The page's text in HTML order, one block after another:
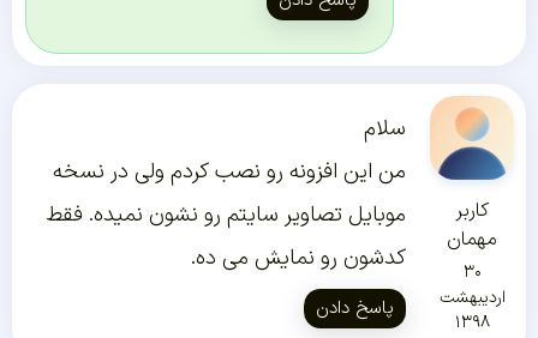
کاربر
مهمان
۳۰
اردیبهشت
۱۳۹۸
سلام
من این افزونه رو نصب کردم ولی در نسخه
موبایل تصاویر سایتم رو نشون نمیده. فقط
کدشون رو نمایش می ده.
پاسخ دادن